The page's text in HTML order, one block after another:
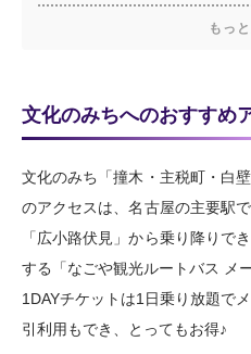
もっ
文化のみちへのおすすめ
文化のみち「撞木・主税町・白
のアクセスは、名古屋の主要駅
「広小路伏見」から乗り降りで
する「なごや観光ルートバス メ
1DAYチケットは1日乗り放題で
引利用もでき、とってもお得♪